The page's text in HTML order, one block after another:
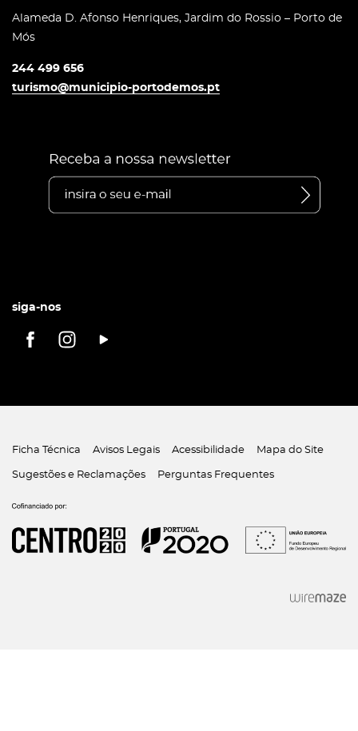
Alameda D. Afonso Henriques, Jardim do Rossio – Porto de
Mós
244 499 656
turismo@municipio-portodemos.pt
siga-nos
Ficha Técnica Avisos Legais Acessibilidade Mapa do Site
Sugestões e Reclamações Perguntas Frequentes